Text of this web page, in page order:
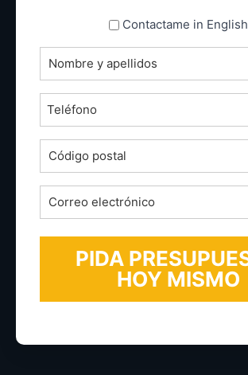
espanol_espanolContactame in English
Nombre
completo
*Teléfono
Código
postal
*Correo
electrónico
*